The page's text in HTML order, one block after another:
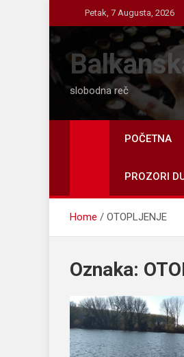
to
content
Petak, 7 Augusta, 2026
slobodna reč
POČETNA
PROZORI
Home OTOPLJENJE
Oznaka: